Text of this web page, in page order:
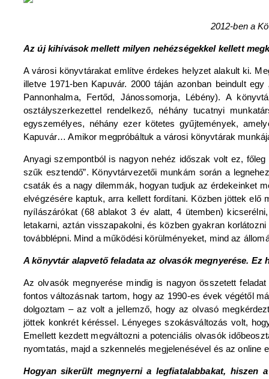
2012-ben a
Az új kihívások mellett milyen nehézségekkel kellett
A városi könyvtárakat említve érdekes helyzet alakult ki.
illetve 1971-ben Kapuvár. 2000 táján azonban beindult
Pannonhalma, Fertőd, Jánossomorja, Lébény). A
osztályszerkezettel rendelkező, néhány tucatnyi
egyszemélyes, néhány ezer kötetes gyűjtemények,
Kapuvár… Amikor megpróbáltuk a városi könyvtárak
Anyagi szempontból is nagyon nehéz időszak volt ez,
szűk esztendő”. Könyvtárvezetői munkám során a
csaták és a nagy dilemmák, hogyan tudjuk az érdekeinket
elvégzésére kaptuk, arra kellett fordítani. Közben jöttek elő
nyílászárókat (68 ablakot 3 év alatt, 4 ütemben)
letakarni, aztán visszapakolni, és közben gyakran
továbblépni. Mind a működési körülményeket, mind az
A könyvtár alapvető feladata az olvasók megnyerése.
Az olvasók megnyerése mindig is nagyon összetett
fontos változásnak tartom, hogy az 1990-es évek végétől
dolgoztam – az volt a jellemző, hogy az olvasó
jöttek konkrét kéréssel. Lényeges szokásváltozás volt,
Emellett kezdett megváltozni a potenciális olvasók
nyomtatás, majd a szkennelés megjelenésével és az online
Hogyan sikerült megnyerni a legfiatalabbakat, hiszen